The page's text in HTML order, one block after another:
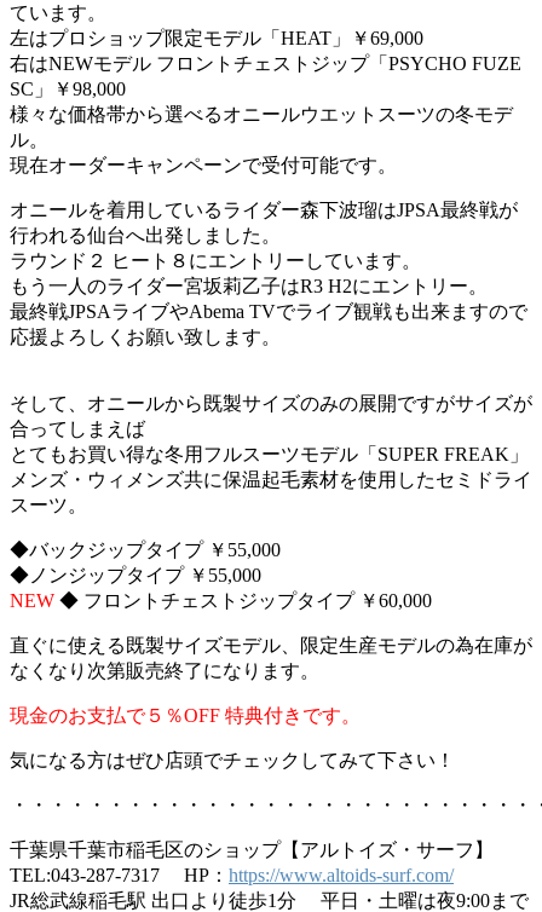
ています。
左はプロショップ限定モデル「HEAT」￥69,000
右はNEWモデル フロントチェストジップ「PSYCHO FUZE
SC」￥98,000
様々な価格帯から選べるオニールウエットスーツの冬モデ
ル。
現在オーダーキャンペーンで受付可能です。
オニールを着用しているライダー森下波瑠はJPSA最終戦が
行われる仙台へ出発しました。
ラウンド２ ヒート８にエントリーしています。
もう一人のライダー宮坂莉乙子はR3 H2にエントリー。
最終戦JPSAライブやAbema TVでライブ観戦も出来ますので
応援よろしくお願い致します。
そして、オニールから既製サイズのみの展開ですがサイズが
合ってしまえば
とてもお買い得な冬用フルスーツモデル「SUPER FREAK」
メンズ・ウィメンズ共に保温起毛素材を使用したセミドライ
スーツ。
◆バックジップタイプ ￥55,000
◆ノンジップタイプ ￥55,000
NEW ◆ フロントチェストジップタイプ ￥60,000
直ぐに使える既製サイズモデル、限定生産モデルの為在庫が
なくなり次第販売終了になります。
現金のお支払で５％OFF 特典付きです。
気になる方はぜひ店頭でチェックしてみて下さい！
・・・・・・・・・・・・・・・・・・・・・・・・・・
千葉県千葉市稲毛区のショップ【アルトイズ・サーフ】
TEL:043-287-7317 HP： https://www.altoids-surf.com/
JR総武線稲毛駅 出口より徒歩1分 平日・土曜は夜9:00まで